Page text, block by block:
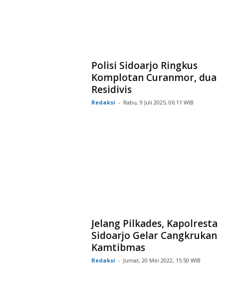
Polisi Sidoarjo Ringkus
Komplotan Curanmor, dua
Residivis
Redaksi - Rabu, 9 Juli 2025, 06:11 WIB
Jelang Pilkades, Kapolresta
Sidoarjo Gelar Cangkrukan
Kamtibmas
Redaksi - Jumat, 20 Mei 2022, 15:50 WIB